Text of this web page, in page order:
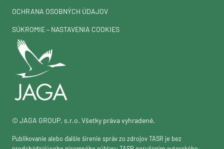
© JAGA GROUP, s.r.o. Všetky práva vyhradené.
Publikovanie alebo ďalšie šírenie správ zo zdrojov TASR je bez
OCHRANA OSOBNÝCH ÚDAJOV
SÚKROMIE – NASTAVENIA COOKIES